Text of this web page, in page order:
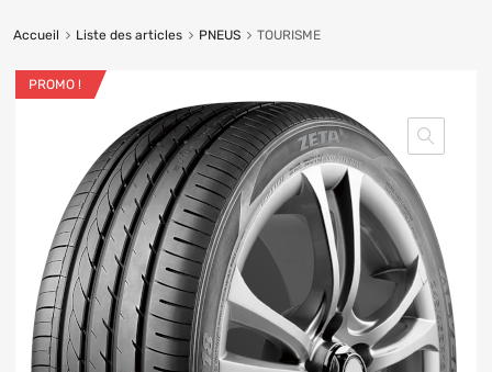
Accueil Liste des articles PNEUS TOURISME
PROMO !